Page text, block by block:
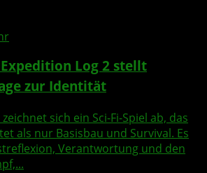
Log 2 stellt
zur Identität
sich ein Sci-Fi-Spiel ab, das
als nur Basisbau und Survival. Es
Verantwortung und den